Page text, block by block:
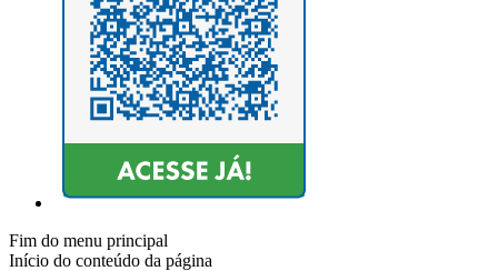
Fim do menu principal
Início do conteúdo da página